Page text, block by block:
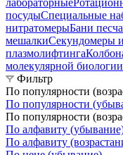
посудыСпециальные
нитратомерыБани
мешалкиСекундомеры
плазмолифтинга
молекулярной
Фильтр
По популярности
По популярности
По популярности
По алфавиту
По алфавиту